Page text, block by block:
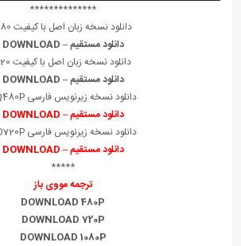
**************
دانلود نسخه زبان اصل با کیفیت 480
دانلود مستقیم – DOWNLOAD
دانلود نسخه زبان اصل با کیفیت 720
دانلود مستقیم – DOWNLOAD
دانلود نسخه زیرنویس فارسی LQ480P
دانلود مستقیم – DOWNLOAD
دانلود نسخه زیرنویس فارسی HD720P
دانلود مستقیم – DOWNLOAD
*****
ترجمه مووی باز
DOWNLOAD 480P
DOWNLOAD 720P
DOWNLOAD 1080P